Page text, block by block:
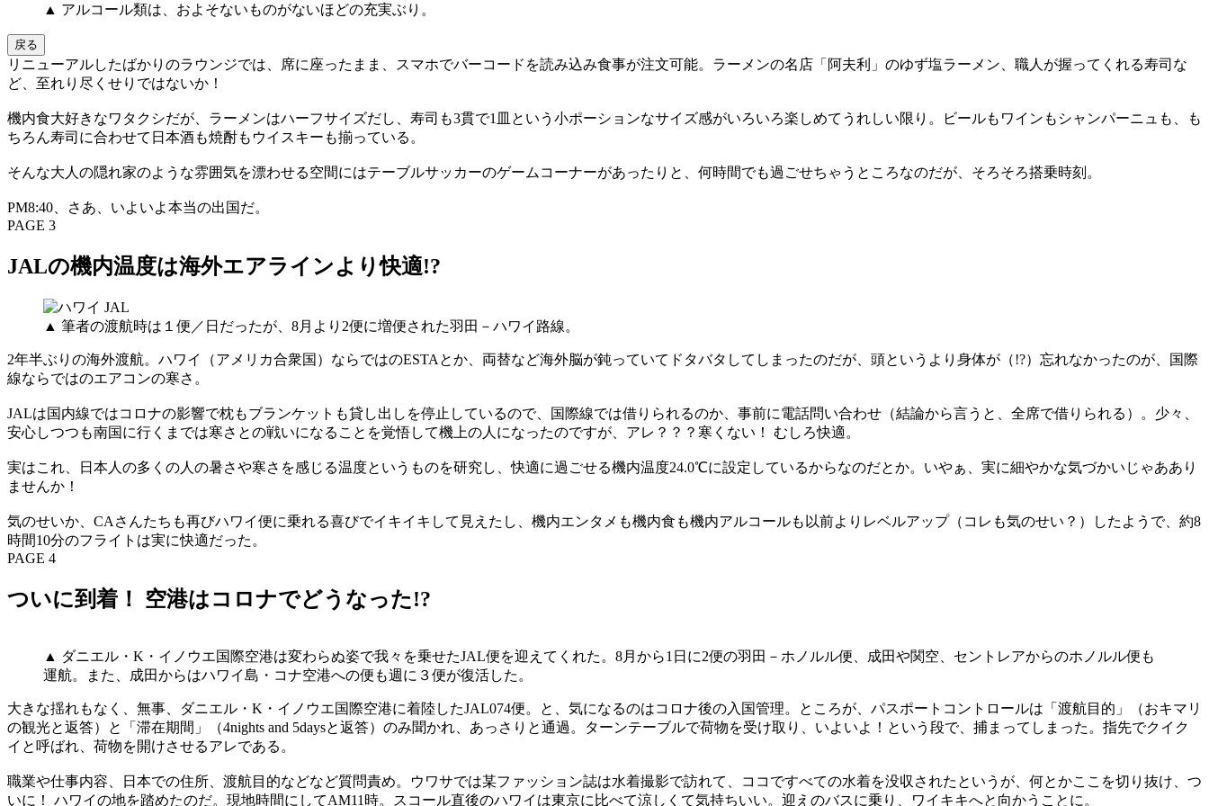
▲ アルコール類は、およそないものがないほどの充実ぶり。
戻る
リニューアルしたばかりのラウンジでは、席に座ったまま、スマホでバーコードを読み込み食事が注文可能。ラーメンの名店「阿夫利」のゆず塩ラーメン、職人が握ってくれる寿司な
ど、至れり尽くせりではないか！
機内食大好きなワタクシだが、ラーメンはハーフサイズだし、寿司も3貫で1皿という小ポーションなサイズ感がいろいろ楽しめてうれしい限り。ビールもワインもシャンパーニュも、も
ちろん寿司に合わせて日本酒も焼酎もウイスキーも揃っている。
そんな大人の隠れ家のような雰囲気を漂わせる空間にはテーブルサッカーのゲームコーナーがあったりと、何時間でも過ごせちゃうところなのだが、そろそろ搭乗時刻。
PM8:40、さあ、いよいよ本当の出国だ。
PAGE 3
JALの機内温度は海外エアラインより快適!?
▲ 筆者の渡航時は１便／日だったが、8月より2便に増便された羽田－ハワイ路線。
2年半ぶりの海外渡航。ハワイ（アメリカ合衆国）ならではのESTAとか、両替など海外脳が鈍っていてドタバタしてしまったのだが、頭というより身体が（!?）忘れなかったのが、国際
線ならではのエアコンの寒さ。
JALは国内線ではコロナの影響で枕もブランケットも貸し出しを停止しているので、国際線では借りられるのか、事前に電話問い合わせ（結論から言うと、全席で借りられる）。少々、
安心しつつも南国に行くまでは寒さとの戦いになることを覚悟して機上の人になったのですが、アレ？？？寒くない！ むしろ快適。
実はこれ、日本人の多くの人の暑さや寒さを感じる温度というものを研究し、快適に過ごせる機内温度24.0℃に設定しているからなのだとか。いやぁ、実に細やかな気づかいじゃああり
ませんか！
気のせいか、CAさんたちも再びハワイ便に乗れる喜びでイキイキして見えたし、機内エンタメも機内食も機内アルコールも以前よりレベルアップ（コレも気のせい？）したようで、約8
時間10分のフライトは実に快適だった。
PAGE 4
ついに到着！ 空港はコロナでどうなった!?
▲ ダニエル・K・イノウエ国際空港は変わらぬ姿で我々を乗せたJAL便を迎えてくれた。8月から1日に2便の羽田－ホノルル便、成田や関空、セントレアからのホノルル便も
運航。また、成田からはハワイ島・コナ空港への便も週に３便が復活した。
大きな揺れもなく、無事、ダニエル・K・イノウエ国際空港に着陸したJAL074便。と、気になるのはコロナ後の入国管理。ところが、パスポートコントロールは「渡航目的」（おキマリ
の観光と返答）と「滞在期間」（4nights and 5daysと返答）のみ聞かれ、あっさりと通過。ターンテーブルで荷物を受け取り、いよいよ！という段で、捕まってしまった。指先でクイク
イと呼ばれ、荷物を開けさせるアレである。
職業や仕事内容、日本での住所、渡航目的などなど質問責め。ウワサでは某ファッション誌は水着撮影で訪れて、ココですべての水着を没収されたというが、何とかここを切り抜け、つ
いに！ ハワイの地を踏めたのだ。現地時間にしてAM11時。スコール直後のハワイは東京に比べて涼しくて気持ちいい。迎えのバスに乗り、ワイキキへと向かうことに。